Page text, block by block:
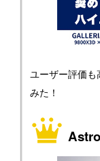
ユーザー評価
みた！